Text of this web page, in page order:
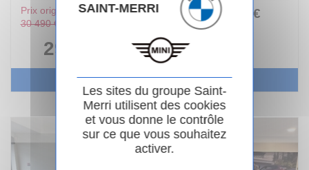
Prix original :
30 490 €
29 990 €
ou363 €
/ mois
Voir le véhicule
SAINT-MERRI
Les sites du groupe Saint-
Merri utilisent des cookies
et vous donne le contrôle
sur ce que vous souhaitez
activer.